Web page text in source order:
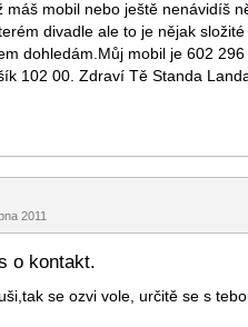
máš mobil nebo ještě nenávidíš
divadle ale to je nějak
dohledám.Můj mobil je 602
102 00. Zdraví Tě Standa
2011
o kontakt.
se ozvi vole, určitě se s